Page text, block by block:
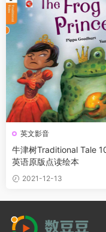
英文影音
牛津树Traditional Tale
英语原版点读绘本
2021-12-13